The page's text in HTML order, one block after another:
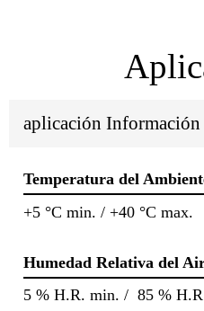
aplicación Información
Temperatura del
+5 °C min. / +40 °C max.
Humedad Relativa del
5 % H.R. min. / 85 %